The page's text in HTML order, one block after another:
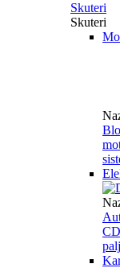
Skuteri
Skuteri